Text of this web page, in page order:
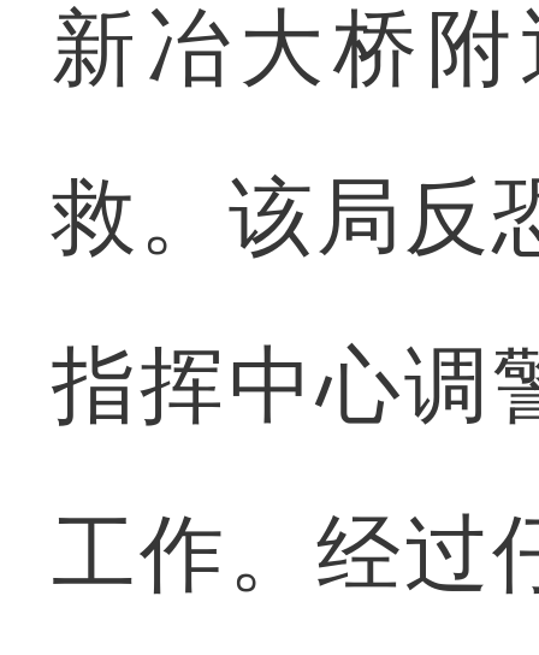
新冶大桥
救。该局反
指挥中心调
工作。经过